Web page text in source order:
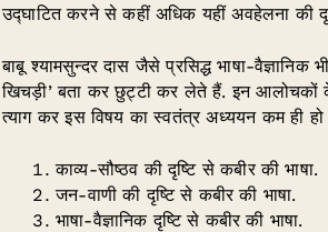
उद्घाटित करने से कहीं अधिक यहीं अवहेलना की
बाबू श्यामसुन्दर दास जैसे प्रसिद्ध भाषा-
खिचड़ी’ बता कर छुट्टी कर लेते हैं. इन आलोचकों
त्याग कर इस विषय का स्वतंत्र अध्ययन कम ही हो
काव्य-सौष्ठव की दृष्टि से कबीर की भाषा.
जन-वाणी की दृष्टि से कबीर की भाषा.
भाषा-वैज्ञानिक दृष्टि से कबीर की भाषा.